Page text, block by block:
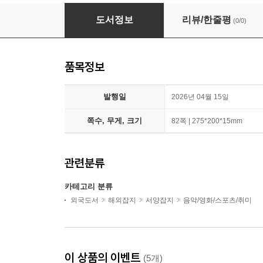
SLAM (격월간) : 2026년 04월/05월 (표지 랜덤
도서정보 리뷰/한줄평 (0/0)
품목정보
발행일 2026년 04월 15일
쪽수, 무게, 크기 82쪽 | 275*200*15mm
관련분류
카테고리 분류
외국도서 해외잡지 서양잡지 음악/영화/스포츠/취미
이 상품의 이벤트 (5개)